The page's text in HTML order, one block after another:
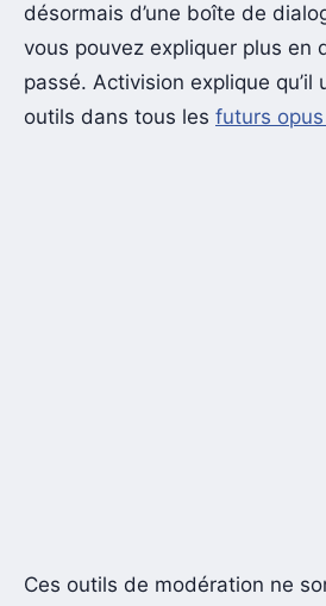
désormais d’une boîte de
vous pouvez expliquer plus en
passé. Activision explique qu’il
outils dans tous les futurs opus
Ces outils de modération ne